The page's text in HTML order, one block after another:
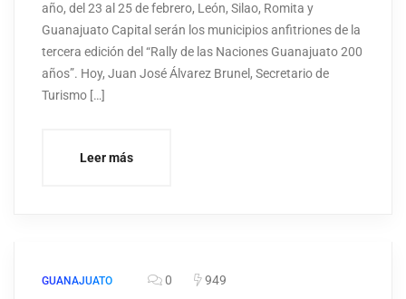
año, del 23 al 25 de febrero, León, Silao, Romita y
Guanajuato Capital serán los municipios anfitriones de la
tercera edición del “Rally de las Naciones Guanajuato 200
años”. Hoy, Juan José Álvarez Brunel, Secretario de
Turismo […]
Leer más
GUANAJUATO 0 949